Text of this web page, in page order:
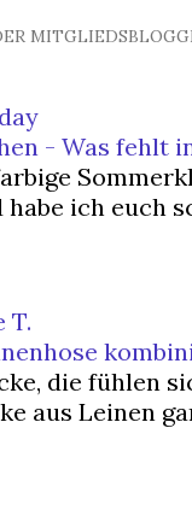
- Was fehlt
ich euch
T.
die fühlen
aus Leinen